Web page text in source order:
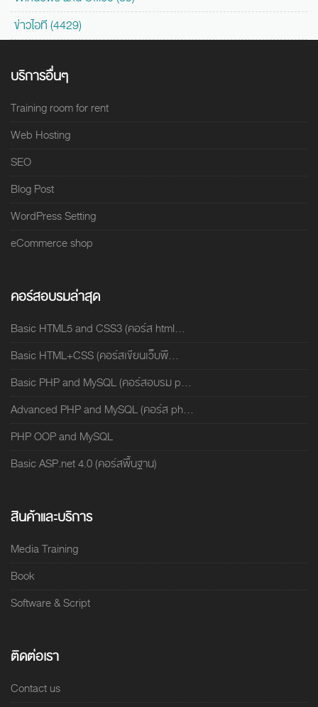
ข่าวไอที (4429)
บริการอื่นๆ
Training room for rent
Web Hosting
SEO
Blog Post
WordPress Setting
eCommerce shop
คอร์สอบรมล่าสุด
Basic HTML5 and CSS3 (คอร์ส html...
Basic HTML+CSS (คอร์สเขียนเว็บพื...
Basic PHP and MySQL (คอร์สอบรม p...
Advanced PHP and MySQL (คอร์ส ph...
PHP OOP and MySQL
Basic ASP.net 4.0 (คอร์สพื้นฐาน)
สินค้าและบริการ
Media Training
Book
Software & Script
ติดต่อเรา
Contact us